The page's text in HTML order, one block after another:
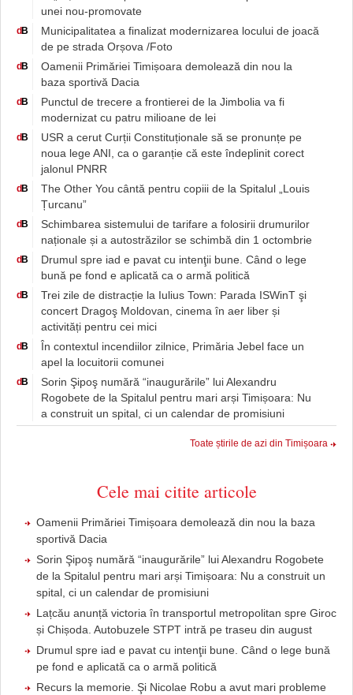
unei nou-promovate
d B
Municipalitatea a finalizat modernizarea locului de joacă
de pe strada Orșova /Foto
d B
Oamenii Primăriei Timișoara demolează din nou la
baza sportivă Dacia
d B
Punctul de trecere a frontierei de la Jimbolia va fi
modernizat cu patru milioane de lei
d B
USR a cerut Curții Constituționale să se pronunțe pe
noua lege ANI, ca o garanție că este îndeplinit corect
jalonul PNRR
d B
The Other You cântă pentru copiii de la Spitalul „Louis
Țurcanu”
d B
Schimbarea sistemului de tarifare a folosirii drumurilor
naționale și a autostrăzilor se schimbă din 1 octombrie
d B
Drumul spre iad e pavat cu intenţii bune. Când o lege
bună pe fond e aplicată ca o armă politică
d B
Trei zile de distracție la Iulius Town: Parada ISWinT şi
concert Dragoş Moldovan, cinema în aer liber și
activități pentru cei mici
d B
În contextul incendiilor zilnice, Primăria Jebel face un
apel la locuitorii comunei
d B
Sorin Şipoş numără “inaugurările” lui Alexandru
Rogobete de la Spitalul pentru mari arși Timișoara: Nu
a construit un spital, ci un calendar de promisiuni
Toate știrile de azi din Timișoara
Cele mai citite articole
Oamenii Primăriei Timișoara demolează din nou la baza
sportivă Dacia
Sorin Şipoş numără “inaugurările” lui Alexandru Rogobete
de la Spitalul pentru mari arși Timișoara: Nu a construit un
spital, ci un calendar de promisiuni
Lațcău anunță victoria în transportul metropolitan spre Giroc
și Chișoda. Autobuzele STPT intră pe traseu din august
Drumul spre iad e pavat cu intenţii bune. Când o lege bună
pe fond e aplicată ca o armă politică
Recurs la memorie. Şi Nicolae Robu a avut mari probleme